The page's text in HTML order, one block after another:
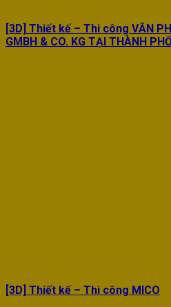
[3D] Thiết kế – Thi công VĂN
GMBH & CO. KG TẠI THÀNH
[3D] Thiết kế – Thi công MICO